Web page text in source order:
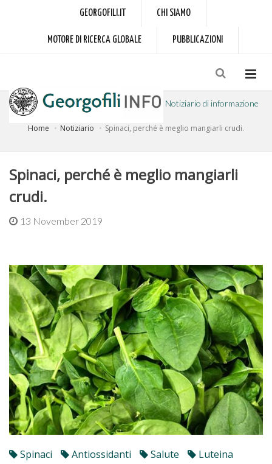
GEORGOFILI.IT CHI SIAMO
MOTORE DI RICERCA GLOBALE PUBBLICAZIONI
Notiziario di informazione
Home Notiziario Spinaci, perché è meglio mangiarli crudi.
Spinaci, perché è meglio mangiarli
crudi.
13 November 2019
Spinaci Antiossidanti Salute Luteina